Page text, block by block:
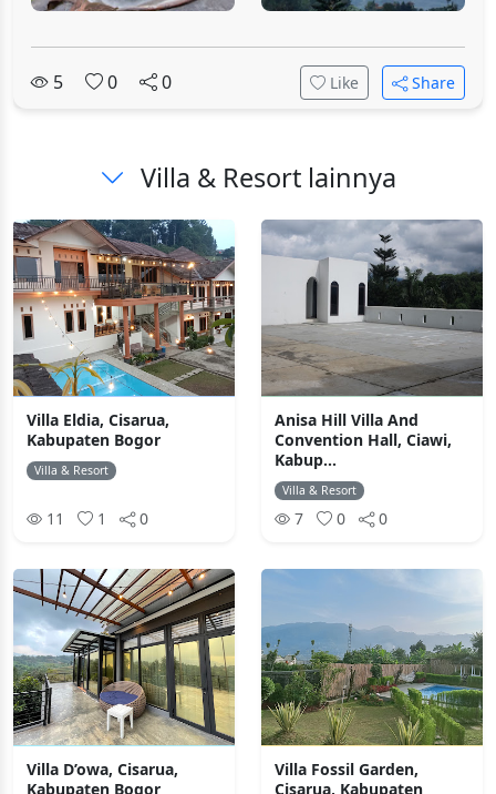
5 0 0 Like Share
Villa & Resort lainnya
Villa Eldia, Cisarua,
Kabupaten Bogor
Villa & Resort
11 1 0
Anisa Hill Villa And
Convention Hall, Ciawi,
Kabup...
Villa & Resort
7 0 0
Villa D’owa, Cisarua,
Kabupaten Bogor
Villa Fossil Garden,
Cisarua, Kabupaten